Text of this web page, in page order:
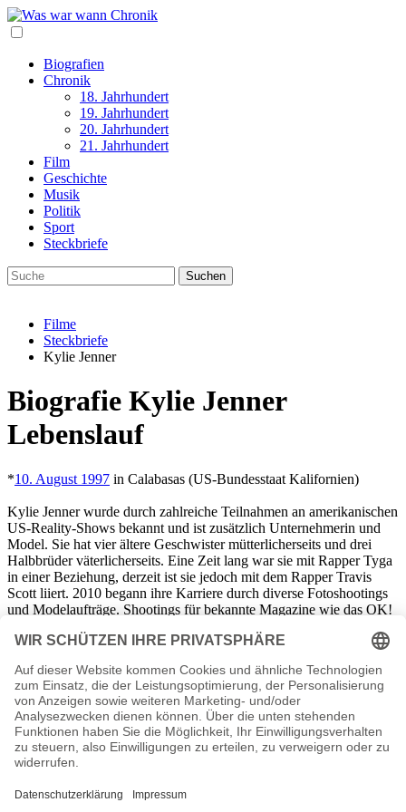
Biografien
Chronik
18. Jahrhundert
19. Jahrhundert
20. Jahrhundert
21. Jahrhundert
Film
Geschichte
Musik
Politik
Sport
Steckbriefe
Filme
Steckbriefe
Kylie Jenner
Biografie Kylie Jenner
Lebenslauf
*10. August 1997 in Calabasas (US-Bundesstaat Kalifornien)
Kylie Jenner wurde durch zahlreiche Teilnahmen an amerikanischen
US-Reality-Shows bekannt und ist zusätzlich Unternehmerin und
Model. Sie hat vier ältere Geschwister mütterlicherseits und drei
Halbbrüder väterlicherseits. Eine Zeit lang war sie mit Rapper Tyga
in einer Beziehung, derzeit ist sie jedoch mit dem Rapper Travis
Scott liiert. 2010 begann ihre Karriere durch diverse Fotoshootings
und Modelaufträge. Shootings für bekannte Magazine wie das OK!
2011 bei der New York Fashion Week, als sie für Avril Lavigne auf
namens „Kylie Cosmetics“, sowie eine eigene Modelinie
(gemeinsam mit PacSun) auf den Markt gebracht. Inzwischen ist sie
in zahlreichen Serien, Filmen Musikvideos aufgetreten.
Kylie Jenner Seiten, Kurzbio, Familie, verheiratet, Herkunft